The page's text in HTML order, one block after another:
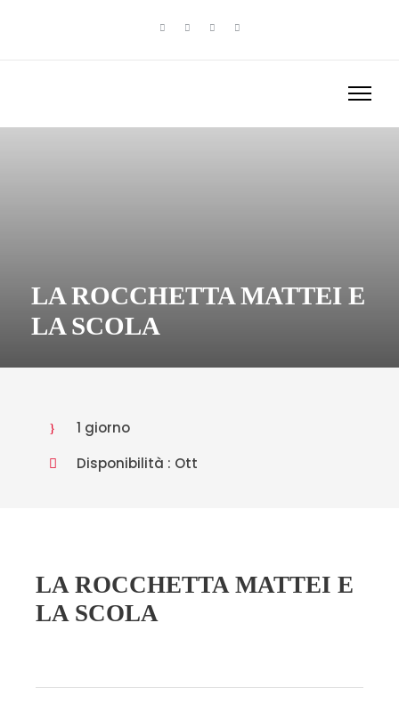
LA ROCCHETTA MATTEI E
LA SCOLA
1 giorno
Disponibilità : Ott
LA ROCCHETTA MATTEI E
LA SCOLA